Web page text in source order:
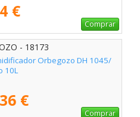
€
Comprar
- 18173
Orbegozo DH 1045/
10L
€
Comprar